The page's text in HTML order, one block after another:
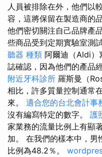
人員被排除在外，他​​們以
容，這將保留在製造商的
他們密切關注自己品牌產
些商品受到定期實驗室測
聽器 種類 阿爾迪（Aldi）
誌確認，因為他們的產品
附近牙科診所 羅斯曼（
相比，許多質量控制通常
來。 適合您的台北會計事
沒有編寫特定的數字。 護
家業務的流量比例上有顯
加。 在我們的樣本中，男
比例為48.2％。